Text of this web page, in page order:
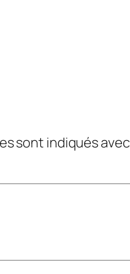
sont indiqués